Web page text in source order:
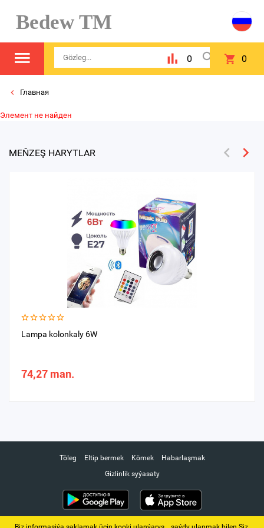
Bedew TM
0 0
Главная
Элемент не найден
MEŇZEŞ HARYTLAR
Lampa kolonkaly 6W
74,27 man.
Töleg Eltip bermek Kömek
Habarlaşmak
Gizlinlik syýasaty